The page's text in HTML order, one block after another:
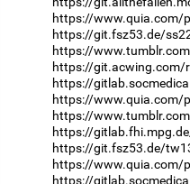
https://www.quia.com/
https://git.fsz53.de/
https://
https://
https://
https://www.quia.com/
https://
https://
https://git.fsz53.de/
https://www.quia.com/
https://